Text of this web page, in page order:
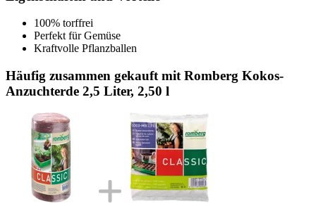
100% torffrei
Perfekt für Gemüse
Kraftvolle Pflanzballen
Häufig zusammen gekauft mit Romberg Kokos-
Anzuchterde 2,5 Liter, 2,50 l